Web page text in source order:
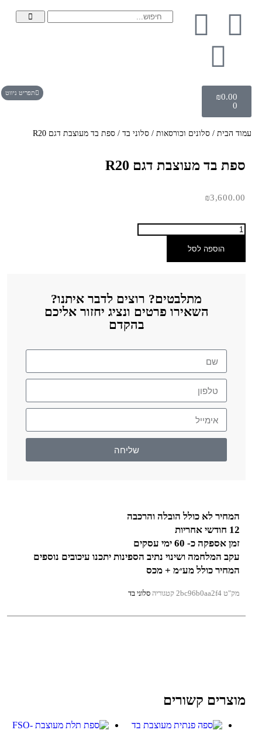
₪0.00
תפריט ניווט
עמוד הבית/ סלונים וכורסאות/ סלוני בד/ ספת בד מעוצבת דגם R20
ספת בד מעוצבת דגם R20
₪3,600.00
הוספה לסל
מתלבטים? רוצים לדבר איתנו?
השאירו פרטים ונציג יחזור אליכם
בהקדם
שליחה
מוצרים קשורים
המחיר לא כולל הובלה והרכבה
12 חודשי אחריות
זמן אספקה כ- 60 ימי עסקים
עקב המלחמה ושינוי נתיב הספינות יתכנו עיכובים נוספים
המחיר כולל מע״מ + מכס
מק"ט2bc96b0aa2f4 קטגוריה סלוני בד